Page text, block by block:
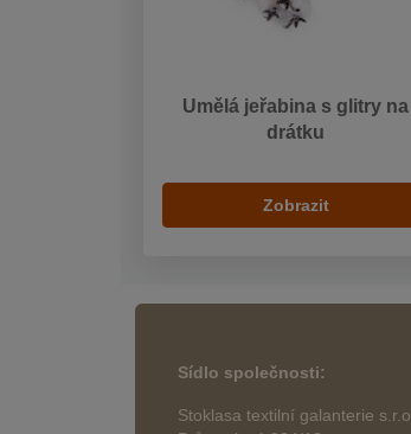
Umělá jeřabina s glitry na
drátku
Zobrazit
Sídlo společnosti:
Stoklasa textilní galanterie s.r.o.